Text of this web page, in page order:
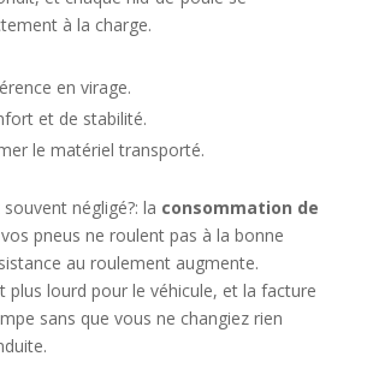
à la charge.
en virage.
et de stabilité.
le matériel transporté.
négligé?: la consommation de
vos pneus ne roulent pas à la bonne
au roulement augmente.
plus lourd pour le véhicule, et la facture
sans que vous ne changiez rien